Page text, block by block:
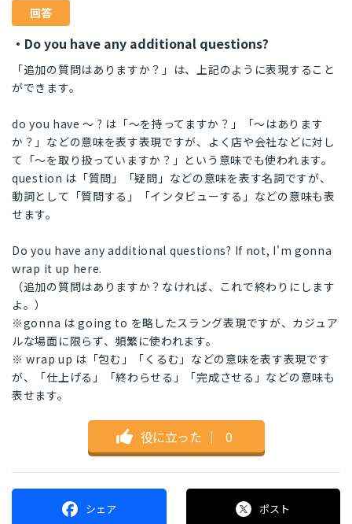
回答
・Do you have any additional questions?
「追加の質問はありますか？」は、上記のように表現すること
ができます。
do you have 〜 ? は「〜を持ってますか？」「〜はあります
か？」などの意味を表す表現ですが、よく店や会社などに対し
て「〜を取り扱っていますか？」という意味でも使われます。
question は「質問」「疑問」などの意味を表す名詞ですが、
動詞として「質問する」「インタビューする」などの意味も表
せます。
Do you have any additional questions? If not, I'm gonna
wrap it up here.
（追加の質問はありますか？なければ、これで終わりにします
よ。）
※gonna は going to を略したスラング表現ですが、カジュア
ルな場面に限らず、頻繁に使われます。
※ wrap up は「包む」「くるむ」などの意味を表す表現です
が、「仕上げる」「終わらせる」「完成させる」などの意味も
表せます。
役に立った ｜ 0
シェア ポスト